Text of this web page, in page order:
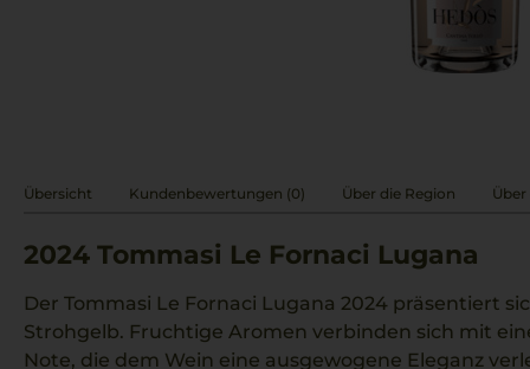
Übersicht Kundenbewertungen (0) Über die Region
2024 Tommasi Le Fornaci Lugana
Der Tommasi Le Fornaci Lugana 2024 präsentiert
Strohgelb. Fruchtige Aromen verbinden sich mit
Note, die dem Wein eine ausgewogene Eleganz